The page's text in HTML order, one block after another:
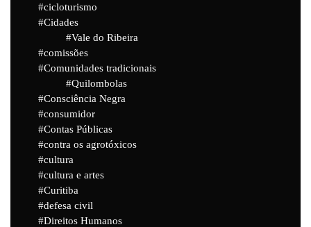
cicloturismo
Cidades
Vale do Ribeira
comissões
Comunidades tradicionais
Quilombolas
Consciência Negra
consumidor
Contas Públicas
contra os agrotóxicos
cultura
cultura e artes
Curitiba
defesa civil
Direitos Humanos